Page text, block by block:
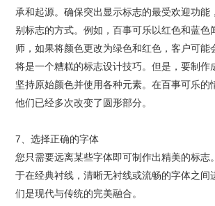
承和起源。确保突出显示标志的最受欢迎功能
别标志的方式。例如，百事可乐以红色和蓝色
师，如果将颜色更改为绿色和红色，客户可能
将是一个糟糕的标志设计技巧。但是，要制作
坚持原始颜色并使用各种元素。在百事可乐的
他们已经多次改变了圆形部分。
7、选择正确的字体
您只需要远离某些字体即可制作出精美的标志
于在经典衬线，清晰无衬线或流畅的字体之间
们是现代与传统的完美融合。